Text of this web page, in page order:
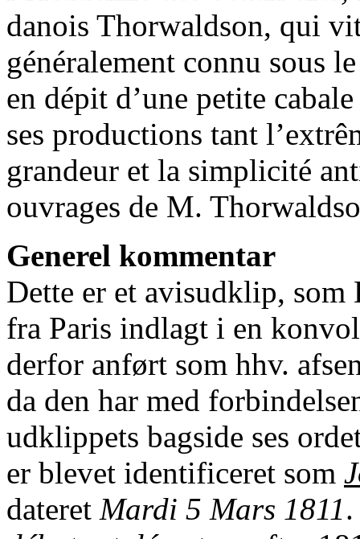
danois Thorwaldson, qui
généralement connu sous
en dépit d’une petite
ses productions tant
grandeur et la simplicité
ouvrages de M.
Generel kommentar
Dette er et avisudklip, som
fra Paris indlagt i en
derfor anført som hhv.
da den har med
udklippets bagside ses
er blevet identificeret som
dateret Mardi 5 Mars 1811